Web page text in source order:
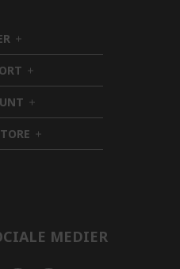
h
i
d
d
e
n
h
i
d
e
n
h
i
d
d
h
i
MEDIER